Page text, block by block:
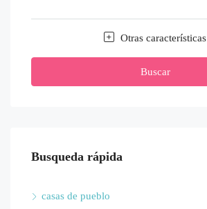
Otras características
Buscar
Busqueda rápida
casas de pueblo